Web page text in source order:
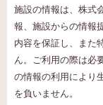
施設の情報は、株式
報、施設からの情報
内容を保証し、また
ん。ご利用の際は必
の情報の利用により
を負いません。